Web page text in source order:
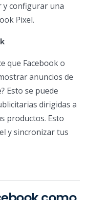
y configurar una
Pixel.
que Facebook o
anuncios de
Esto se puede
dirigidas a
productos. Esto
y sincronizar tus